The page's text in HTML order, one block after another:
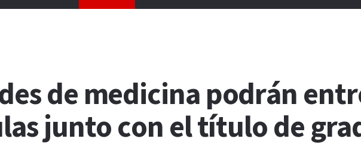
de medicina podrán
junto con el título de